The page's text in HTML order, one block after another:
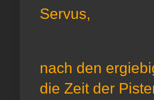
Servus,
nach den
die Zeit der